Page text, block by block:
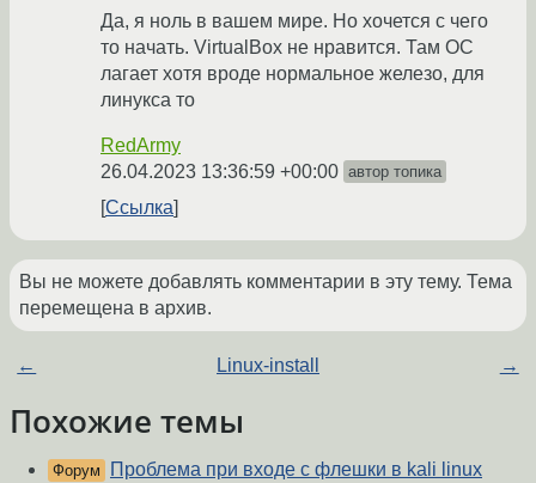
Да, я ноль в вашем мире. Но хочется с чего
то начать. VirtualBox не нравится. Там ОС
лагает хотя вроде нормальное железо, для
линукса то
RedArmy
26.04.2023 13:36:59 +00:00 автор топика
Ссылка
Вы не можете добавлять комментарии в эту тему. Тема
перемещена в архив.
← Linux-install →
Похожие темы
Форум
Проблема при входе с флешки в kali linux